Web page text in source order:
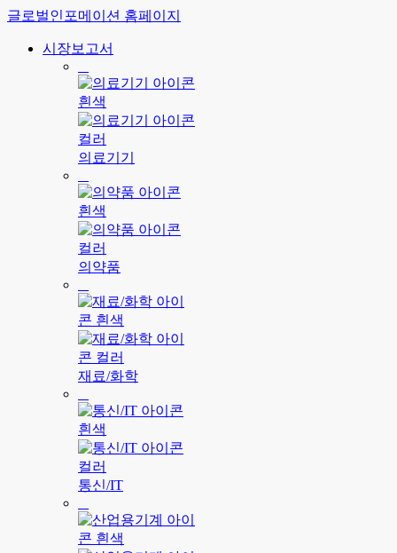
글로벌인포메이션 홈페이지
시장보고서
의료기기
의약품
재료/화학
통신/IT